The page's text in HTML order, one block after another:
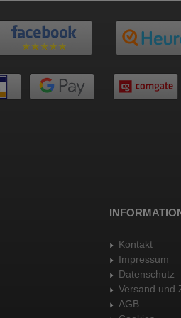
Kontakt
Impressum
Datenschutz
Versand und
AGB